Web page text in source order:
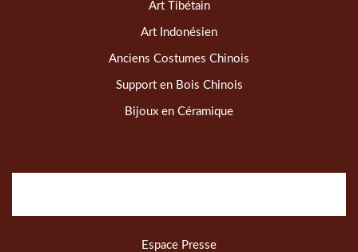
Art Tibétain
Art Indonésien
Anciens Costumes Chinois
Support en Bois Chinois
Bijoux en Céramique
Espace Presse